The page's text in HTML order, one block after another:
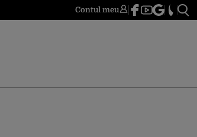
Contul meu